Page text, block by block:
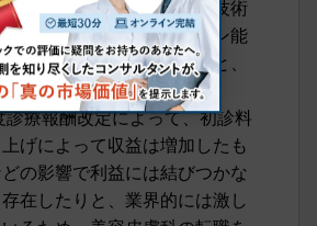
美容皮膚科では、単なる技術
者とのコミュニケーション能
療知識も重要視されたりと、
高まってきています。
診療報酬改定によって、初診料
げによって収益は増加したも
の影響で利益には結びつかな
在したりと、業界的には激し